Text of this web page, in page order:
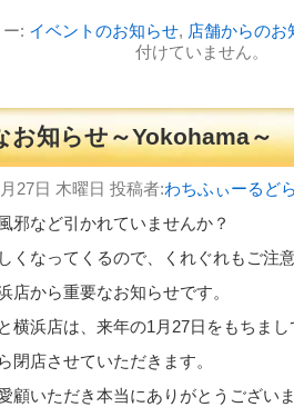
: イベントのお知らせ, 店舗からのお
付けていません。
お知らせ～Yokohama～
27日 木曜日 投稿者:わちふぃーるど
邪など引かれていませんか？
くなってくるので、くれぐれもご注
店から重要なお知らせです。
横浜店は、来年の1月27日をもちまし
閉店させていただきます。
顧いただき本当にありがとうござい